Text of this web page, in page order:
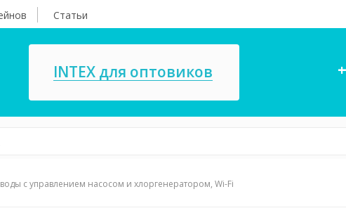
Статьи
INTEX для оптовиков
Насосы, ремкомплекты
с управлением насосом и хлоргенератором, Wi-Fi